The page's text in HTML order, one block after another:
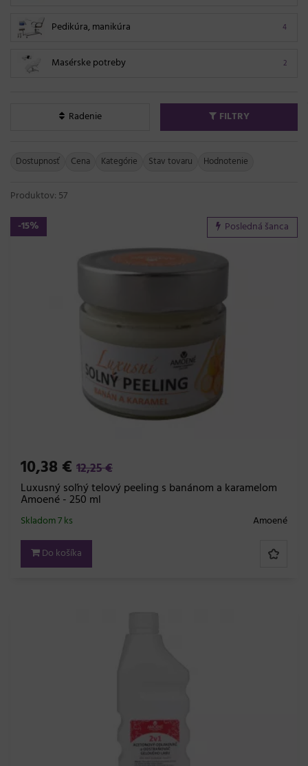
4
Pedikúra, manikúra
2
Masérske potreby
Radenie FILTRY
Dostupnosť Cena Kategórie Stav tovaru Hodnotenie
Produktov: 57
-15%
Posledná šanca
10,38 € 12,25 €
Luxusný soľný telový peeling s banánom a karamelom
Amoené - 250 ml
Amoené
Skladom 7 ks
Do košíka